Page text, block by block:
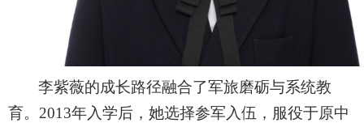
李紫薇的成长路径融合了军旅磨砺与系统教
育。2013年入学后，她选择参军入伍，服役于原中